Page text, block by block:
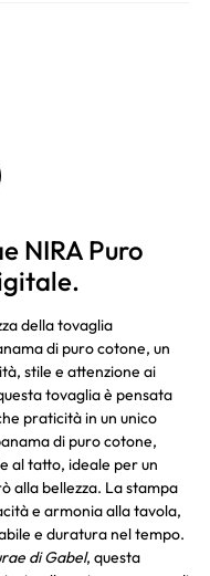
NIRA Puro
della tovaglia
di puro cotone, un
stile e attenzione ai
tovaglia è pensata
praticità in un unico
di puro cotone,
al tatto, ideale per un
alla bellezza. La stampa
e armonia alla tavola,
e duratura nel tempo.
di Gabel, questa